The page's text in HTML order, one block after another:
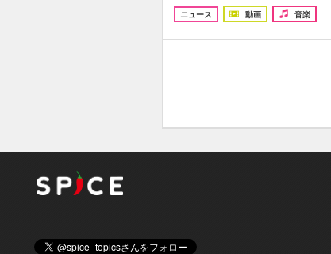
ニュース 動画 音楽